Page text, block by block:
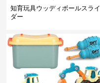
知育玩具ウッディボールスライ
ダー